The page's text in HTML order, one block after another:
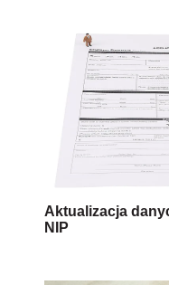
Aktualizacja
NIP